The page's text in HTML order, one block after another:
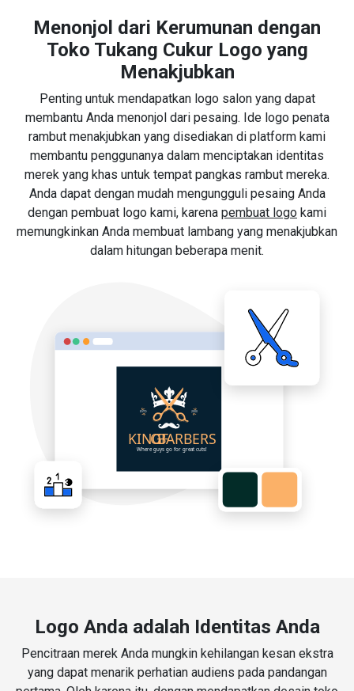
Menonjol dari Kerumunan dengan
Toko Tukang Cukur Logo yang
Menakjubkan
Penting untuk mendapatkan logo salon yang dapat
membantu Anda menonjol dari pesaing. Ide logo penata
rambut menakjubkan yang disediakan di platform kami
membantu penggunanya dalam menciptakan identitas
merek yang khas untuk tempat pangkas rambut mereka.
Anda dapat dengan mudah mengungguli pesaing Anda
dengan pembuat logo kami, karena pembuat logo kami
memungkinkan Anda membuat lambang yang menakjubkan
dalam hitungan beberapa menit.
Logo Anda adalah Identitas Anda
Pencitraan merek Anda mungkin kehilangan kesan ekstra
yang dapat menarik perhatian audiens pada pandangan